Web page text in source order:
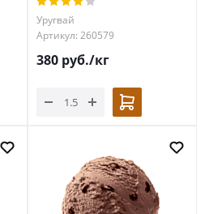
Уругвай
Артикул: 260579
380 руб./кг